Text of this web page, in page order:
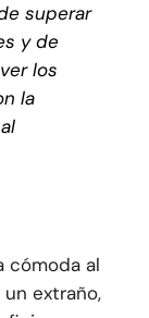
superar
y de
los
la
cómoda al
extraño,